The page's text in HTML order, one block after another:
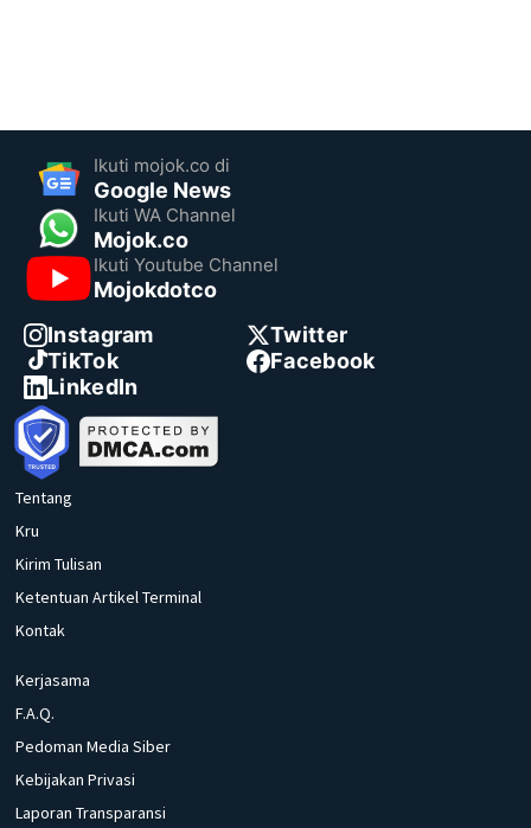
Ikuti mojok.co di
Google News
Ikuti WA Channel
Mojok.co
Ikuti Youtube Channel
Mojokdotco
Instagram
Twitter
TikTok
Facebook
LinkedIn
Tentang
Kru
Kirim Tulisan
Ketentuan Artikel Terminal
Kontak
Kerjasama
F.A.Q.
Pedoman Media Siber
Kebijakan Privasi
Laporan Transparansi